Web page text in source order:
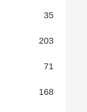
35
203
71
168